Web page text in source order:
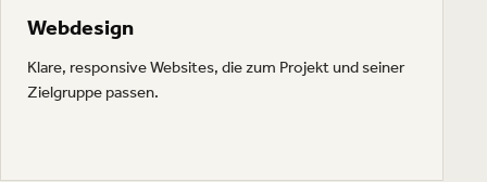
Webdesign
Klare, responsive Websites, die zum Projekt und seiner
Zielgruppe passen.